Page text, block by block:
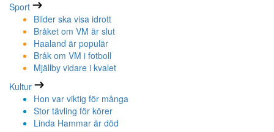
Sport
Bilder ska visa idrott
Bråket om VM är slut
Haaland är populär
Bråk om VM i fotboll
Mjällby vidare i kvalet
Kultur
Hon var viktig för många
Stor tävling för körer
Linda Hammar är död